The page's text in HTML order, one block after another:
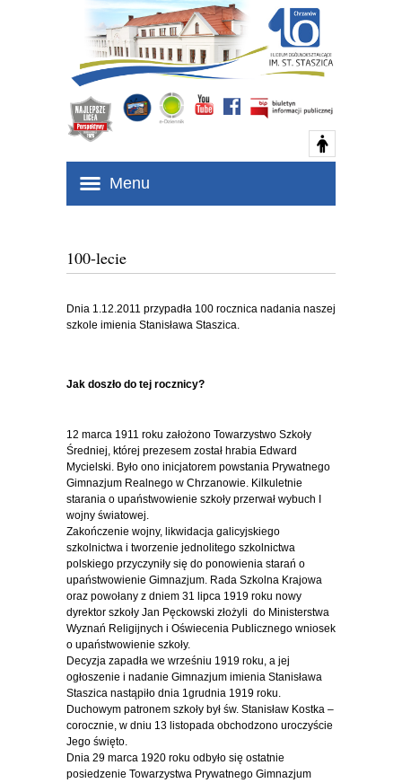
Menu
100-lecie
Dnia 1.12.2011 przypadła 100 rocznica nadania naszej
szkole imienia Stanisława Staszica.
Jak doszło do tej rocznicy?
12 marca 1911 roku założono Towarzystwo Szkoły
Średniej, której prezesem został hrabia Edward
Mycielski. Było ono inicjatorem powstania Prywatnego
Gimnazjum Realnego w Chrzanowie. Kilkuletnie
starania o upaństwowienie szkoły przerwał wybuch I
wojny światowej.
Zakończenie wojny, likwidacja galicyjskiego
szkolnictwa i tworzenie jednolitego szkolnictwa
polskiego przyczyniły się do ponowienia starań o
upaństwowienie Gimnazjum. Rada Szkolna Krajowa
oraz powołany z dniem 31 lipca 1919 roku nowy
dyrektor szkoły Jan Pęckowski złożyli do Ministerstwa
Wyznań Religijnych i Oświecenia Publicznego wniosek
o upaństwowienie szkoły.
Decyzja zapadła we wrześniu 1919 roku, a jej
ogłoszenie i nadanie Gimnazjum imienia Stanisława
Staszica nastąpiło dnia 1grudnia 1919 roku.
Duchowym patronem szkoły był św. Stanisław Kostka –
corocznie, w dniu 13 listopada obchodzono uroczyście
Jego święto.
Dnia 29 marca 1920 roku odbyło się ostatnie
posiedzenie Towarzystwa Prywatnego Gimnazjum